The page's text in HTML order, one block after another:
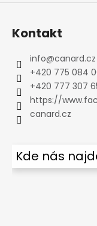
Kontakt
info@canard.cz
+420 775 084
+420 777 307
https://
canard.cz
Kde nás